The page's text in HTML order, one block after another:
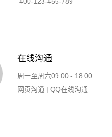
在线沟通
周一至周六09:00 - 18:00
网页沟通 | QQ在线沟通